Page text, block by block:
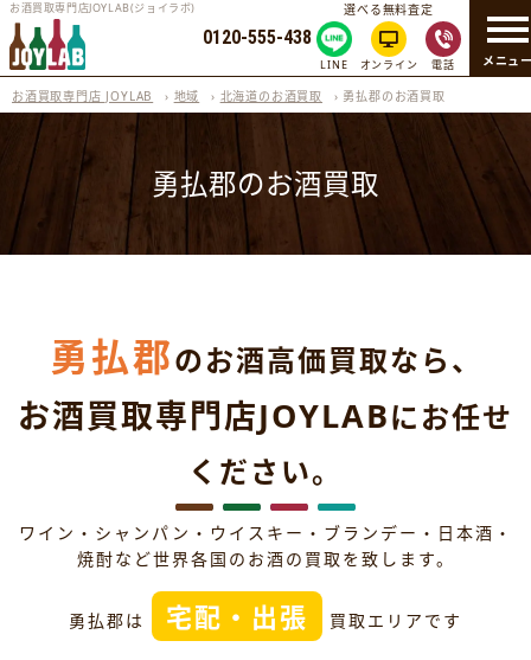
メニュ
お酒買取専門店JOYLAB(ジョイラボ)
0120-555-438
選べる無料査定
LINE オンライン 電話
お酒買取専門店 JOYLAB › 地域 › 北海道のお酒買取 › 勇払郡のお酒買取
勇払郡のお酒買取
勇払郡のお酒高価買取なら、
お酒買取専門店JOYLABにお任せ
ください。
ワイン・シャンパン・ウイスキー・ブランデー・日本酒・
焼酎など世界各国のお酒の買取を致します。
勇払郡は 宅配・出張 買取エリアです